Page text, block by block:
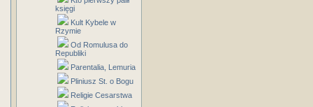
księgi
Kult Kybele w
Rzymie
Od Romulusa do
Republiki
Parentalia, Lemuria
Pliniusz St. o Bogu
Religie Cesarstwa